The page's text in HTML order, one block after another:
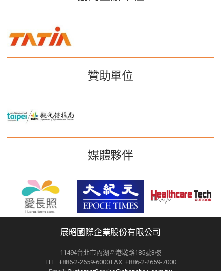
贊助單位
媒體夥伴
展昭國際企業股份有限公司
11494台北市內湖區港墘路185號3樓
TEL: +886-2-2659-6000 FAX: +886-2-2659-7000